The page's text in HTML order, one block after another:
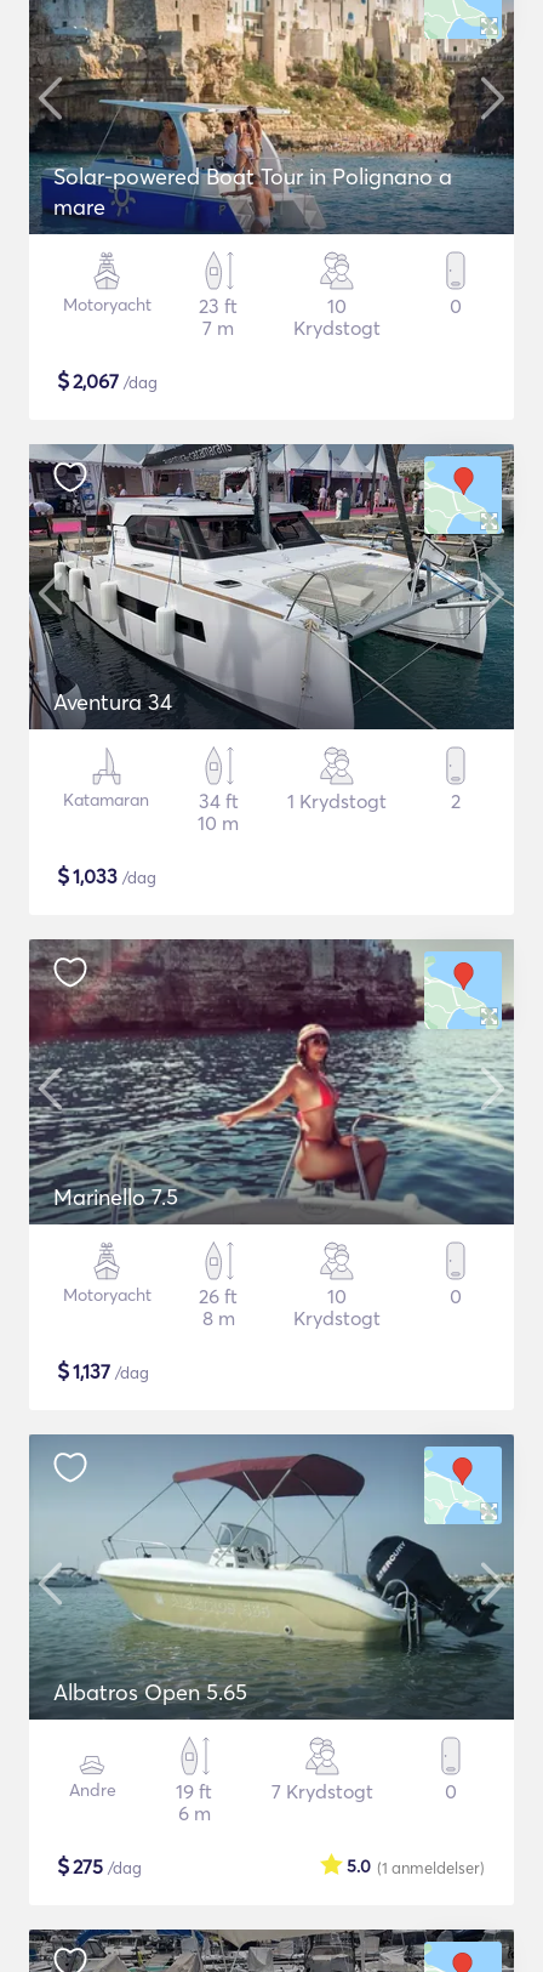
Solar-powered Boat Tour in Polignano a
mare
Motoryacht
23 ft
7 m
10
Krydstogt
0
$2,067 /dag
Aventura 34
Katamaran
34 ft
10 m
1 Krydstogt 2
$1,033 /dag
Marinello 7.5
Motoryacht
26 ft
8 m
10
Krydstogt
0
$1,137 /dag
Albatros Open 5.65
Andre
19 ft
6 m
7 Krydstogt 0
$275 /dag (1 anmeldelser)
5.0